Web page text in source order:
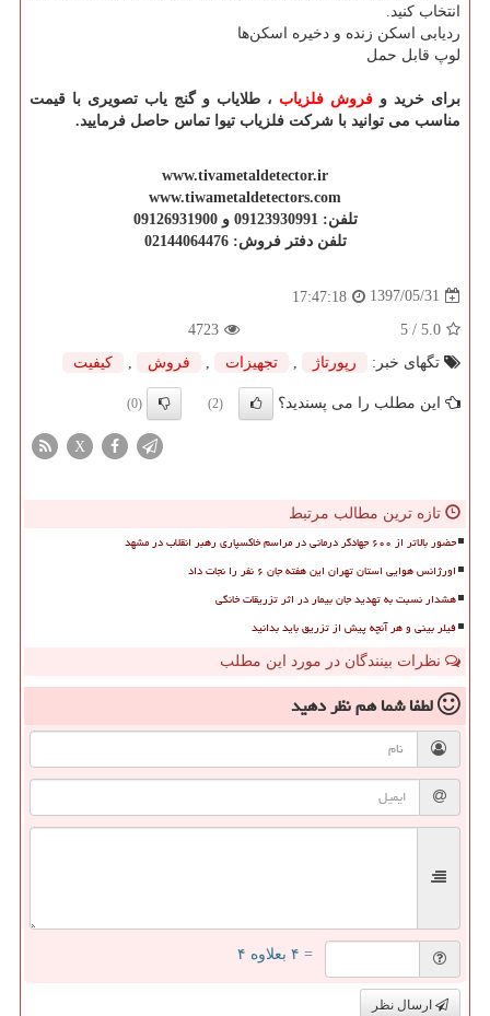
انتخاب کنید.
ردیابی اسکن زنده و دخیره اسکن‌ها
لوپ قابل حمل
برای خرید و فروش فلزیاب ، طلایاب و گنج یاب تصویری با قیمت
مناسب می توانید با شرکت فلزیاب تیوا تماس حاصل فرمایید.
www.tivametaldetector.ir
www.tiwametaldetectors.com
تلفن: 09123930991 و 09126931900
تلفن دفتر فروش: 02144064476
1397/05/31
17:47:18
5.0
/ 5
4723
تگهای خبر:
رپورتاژ تجهیزات فروش كیفیت
این مطلب را می پسندید؟ (2)
(0)
X
تازه ترین مطالب مرتبط
حضور بالاتر از ۶۰۰ جهادگر درمانی در مراسم خاکسپاری رهبر انقلاب در مشهد
اورژانس هوایی استان تهران این هفته جان ۶ نفر را نجات داد
هشدار نسبت به تهدید جان بیمار در اثر تزریقات خانگی
فیلر بینی و هر آنچه پیش از تزریق باید بدانید
نظرات بینندگان در مورد این مطلب
لطفا شما همنظر دهید
= ۴ بعلاوه ۴
ارسال نظر